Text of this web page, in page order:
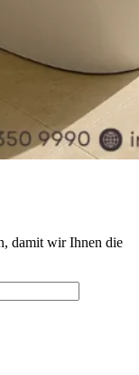
damit wir Ihnen die